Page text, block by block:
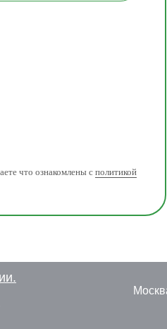
что ознакомлены с политикой